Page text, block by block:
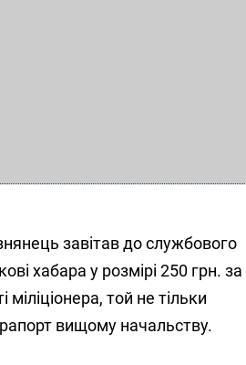
завітав до службового
хабара у розмірі 250 грн. за
той не тільки
вищому начальству.